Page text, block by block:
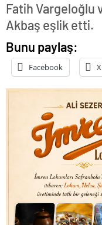
Fatih Vargeloğlu
Akbaş eşlik etti.
Bunu paylaş:
Facebook X